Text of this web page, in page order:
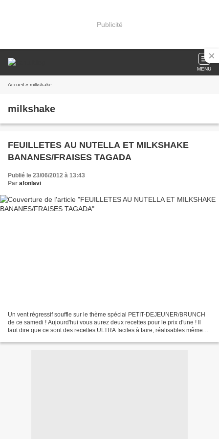
Publicité
MENU
Accueil » milkshake
milkshake
FEUILLETES AU NUTELLA ET MILKSHAKE
BANANES/FRAISES TAGADA
Publié le 23/06/2012 à 13:43
Par afonlavi
Un vent régressif souffle sur le thème spécial PETIT-DEJEUNER/BRUNCH
de ce samedi ! Aujourd'hui vous aurez deux recettes pour le prix d'une ! Il
faut dire que ce sont des recettes ULTRA faciles à faire, réalisables même